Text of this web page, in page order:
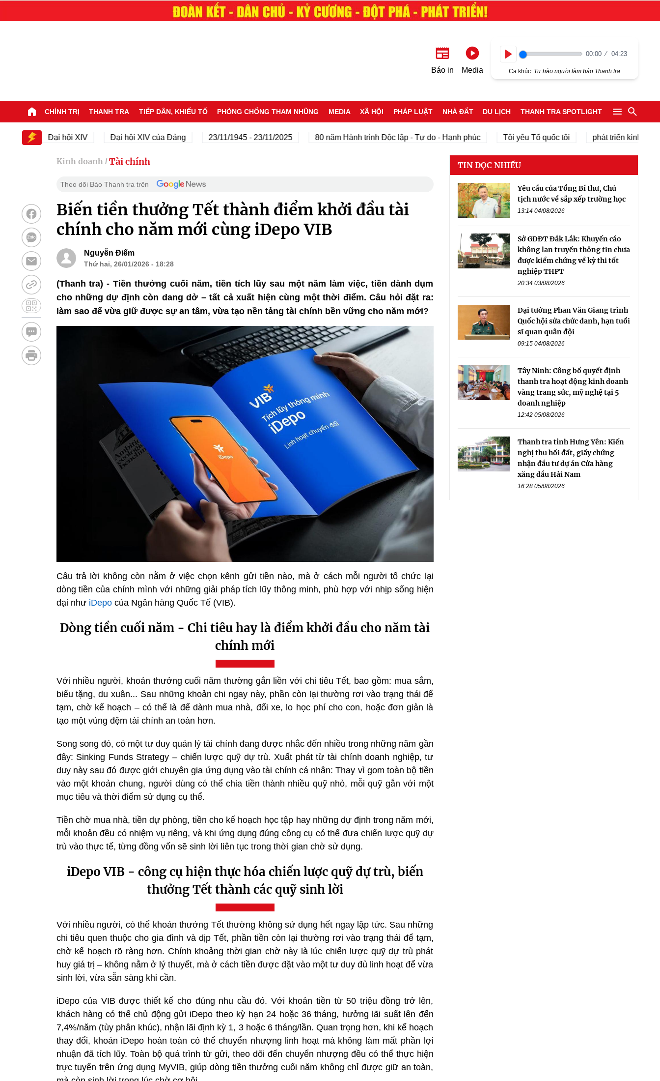
Báo in Media
00:00 04:23
Ca khúc: Tự hào người làm báo Thanh tra
CHÍNH TRỊ THANH TRA TIẾP DÂN, KHIẾU TỐ PHÒNG CHỐNG THAM NHŨNG MEDIA XÃ HỘI PHÁP LUẬT NHÀ ĐẤT DU LỊCH THANH TRA SPOTLIGHT
Đại hội XIV Đại hội XIV của Đảng 23/11/1945 - 23/11/2025 80 năm Hành trình Độc lập - Tự do - Hạnh phúc Tôi yêu Tổ quốc tôi phát triển kinh tế tư nhân
Kinh doanh / Tài chính
Theo dõi Báo Thanh tra trên
Biến tiền thưởng Tết thành điểm khởi đầu tài
chính cho năm mới cùng iDepo VIB
Nguyễn Điểm
Thứ hai, 26/01/2026 - 18:28
(Thanh tra) - Tiền thưởng cuối năm, tiền tích lũy sau một năm làm việc, tiền dành dụm
cho những dự định còn dang dở – tất cả xuất hiện cùng một thời điểm. Câu hỏi đặt ra:
làm sao để vừa giữ được sự an tâm, vừa tạo nền tảng tài chính bền vững cho năm mới?
Câu trả lời không còn nằm ở việc chọn kênh gửi tiền nào, mà ở cách mỗi người tổ chức lại
dòng tiền của chính mình với những giải pháp tích lũy thông minh, phù hợp với nhịp sống hiện
đại nhưiDepocủa Ngân hàng Quốc Tế (VIB).
Dòng tiền cuối năm - Chi tiêu hay là điểm khởi đầu cho năm tài
chính mới
Với nhiều người, khoản thưởng cuối năm thường gắn liền với chi tiêu Tết, bao gồm: mua sắm,
biếu tặng, du xuân... Sau những khoản chi ngay này, phần còn lại thường rơi vào trạng thái để
tạm, chờ kế hoạch – có thể là để dành mua nhà, đổi xe, lo học phí cho con, hoặc đơn giản là
tạo một vùng đệm tài chính an toàn hơn.
Song song đó, có một tư duy quản lý tài chính đang được nhắc đến nhiều trong những năm gần
đây: Sinking Funds Strategy – chiến lược quỹ dự trù. Xuất phát từ tài chính doanh nghiệp, tư
duy này sau đó được giới chuyên gia ứng dụng vào tài chính cá nhân: Thay vì gom toàn bộ tiền
vào một khoản chung, người dùng có thể chia tiền thành nhiều quỹ nhỏ, mỗi quỹ gắn với một
mục tiêu và thời điểm sử dụng cụ thể.
Tiền chờ mua nhà, tiền dự phòng, tiền cho kế hoạch học tập hay những dự định trong năm mới,
mỗi khoản đều có nhiệm vụ riêng, và khi ứng dụng đúng công cụ có thể đưa chiến lược quỹ dự
trù vào thực tế, từng đồng vốn sẽ sinh lời liên tục trong thời gian chờ sử dụng.
iDepo VIB - công cụ hiện thực hóa chiến lược quỹ dự trù, biến
thưởng Tết thành các quỹ sinh lời
Với nhiều người, có thể khoản thưởng Tết thường không sử dụng hết ngay lập tức. Sau những
chi tiêu quen thuộc cho gia đình và dịp Tết, phần tiền còn lại thường rơi vào trạng thái để tạm,
chờ kế hoạch rõ ràng hơn. Chính khoảng thời gian chờ này là lúc chiến lược quỹ dự trù phát
huy giá trị – không nằm ở lý thuyết, mà ở cách tiền được đặt vào một tư duy đủ linh hoạt để vừa
sinh lời, vừa sẵn sàng khi cần.
iDepo của VIB được thiết kế cho đúng nhu cầu đó. Với khoản tiền từ 50 triệu đồng trở lên,
khách hàng có thể chủ động gửi iDepo theo kỳ hạn 24 hoặc 36 tháng, hưởng lãi suất lên đến
7,4%/năm (tùy phân khúc), nhận lãi định kỳ 1, 3 hoặc 6 tháng/lần. Quan trọng hơn, khi kế hoạch
thay đổi, khoản iDepo hoàn toàn có thể chuyển nhượng linh hoạt mà không làm mất phần lợi
nhuận đã tích lũy. Toàn bộ quá trình từ gửi, theo dõi đến chuyển nhượng đều có thể thực hiện
trực tuyến trên ứng dụng MyVIB, giúp dòng tiền thưởng cuối năm không chỉ được giữ an toàn,
TIN ĐỌC NHIỀU
Yêu cầu của Tổng Bí thư, Chủ
tịch nước về sắp xếp trường học
13:14 04/08/2026
Sở GDĐT Đắk Lắk: Khuyến cáo
không lan truyền thông tin chưa
được kiểm chứng về kỳ thi tốt
nghiệp THPT
20:34 03/08/2026
Đại tướng Phan Văn Giang trình
Quốc hội sửa chức danh, hạn tuổi
sĩ quan quân đội
09:15 04/08/2026
Tây Ninh: Công bố quyết định
thanh tra hoạt động kinh doanh
vàng trang sức, mỹ nghệ tại 5
doanh nghiệp
12:42 05/08/2026
Thanh tra tỉnh Hưng Yên: Kiến
nghị thu hồi đất, giấy chứng
nhận đầu tư dự án Cửa hàng
xăng dầu Hải Nam
16:28 05/08/2026